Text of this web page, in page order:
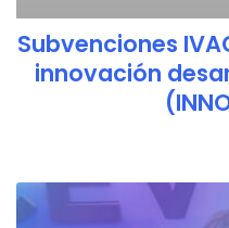
Subvenciones
innovación